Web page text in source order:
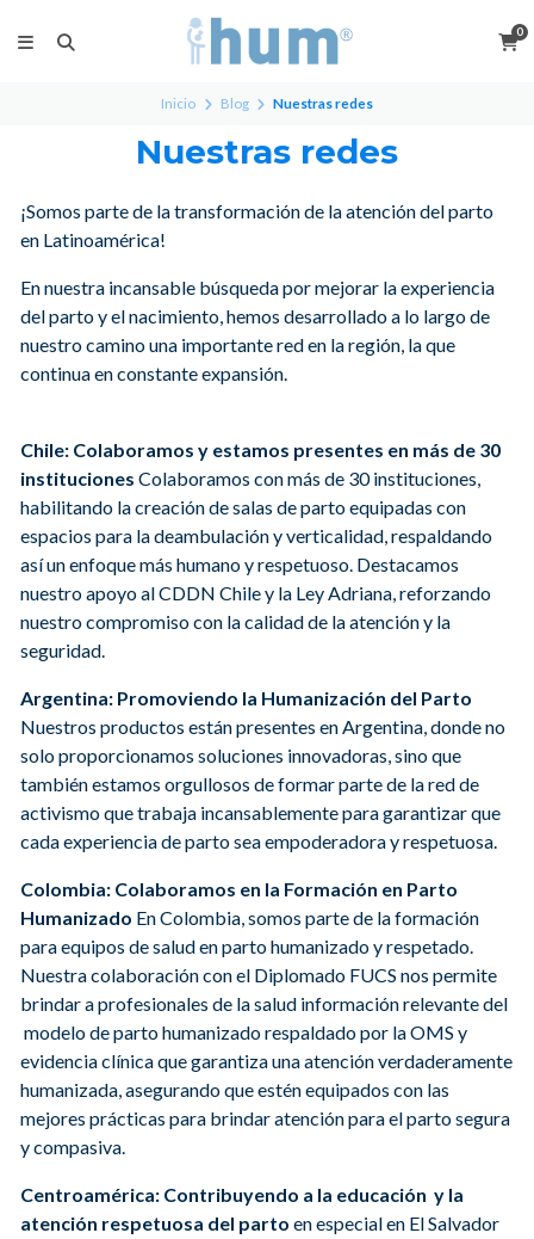
0
Inicio Blog Nuestras redes
Nuestras redes
¡Somos parte de la transformación de la atención del parto
en Latinoamérica!
En nuestra incansable búsqueda por mejorar la experiencia
del parto y el nacimiento, hemos desarrollado a lo largo de
nuestro camino una importante red en la región, la que
continua en constante expansión.
Chile: Colaboramos y estamos presentes en más de 30
instituciones Colaboramos con más de 30 instituciones,
habilitando la creación de salas de parto equipadas con
espacios para la deambulación y verticalidad, respaldando
así un enfoque más humano y respetuoso. Destacamos
nuestro apoyo al CDDN Chile y la Ley Adriana, reforzando
nuestro compromiso con la calidad de la atención y la
seguridad.
Argentina: Promoviendo la Humanización del Parto
Nuestros productos están presentes en Argentina, donde no
solo proporcionamos soluciones innovadoras, sino que
también estamos orgullosos de formar parte de la red de
activismo que trabaja incansablemente para garantizar que
cada experiencia de parto sea empoderadora y respetuosa.
Colombia: Colaboramos en la Formación en Parto
Humanizado En Colombia, somos parte de la formación
para equipos de salud en parto humanizado y respetado.
Nuestra colaboración con el Diplomado FUCS nos permite
brindar a profesionales de la salud información relevante del
modelo de parto humanizado respaldado por la OMS y
evidencia clínica que garantiza una atención verdaderamente
humanizada, asegurando que estén equipados con las
mejores prácticas para brindar atención para el parto segura
y compasiva.
Centroamérica: Contribuyendo a la educación y la
atención respetuosa del parto en especial en El Salvador